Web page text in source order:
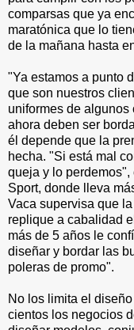
comparsas que ya
maratónica que lo
de la mañana hasta
"Ya estamos a punto
que son nuestros
uniformes de
ahora deben ser
él depende que la
hecha. "Si está mal
queja y lo
Sport, donde lleva
Vaca supervisa que
replique a cabalidad
más de 5 años le
diseñar y bordar las
poleras de promo".
No los limita el
cientos los negocios